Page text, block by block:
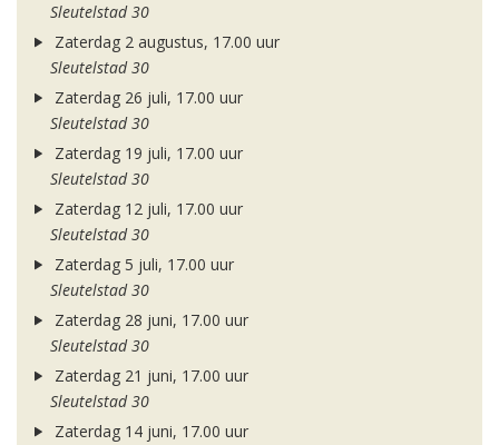
Sleutelstad 30
Zaterdag 2 augustus, 17.00 uur
Sleutelstad 30
Zaterdag 26 juli, 17.00 uur
Sleutelstad 30
Zaterdag 19 juli, 17.00 uur
Sleutelstad 30
Zaterdag 12 juli, 17.00 uur
Sleutelstad 30
Zaterdag 5 juli, 17.00 uur
Sleutelstad 30
Zaterdag 28 juni, 17.00 uur
Sleutelstad 30
Zaterdag 21 juni, 17.00 uur
Sleutelstad 30
Zaterdag 14 juni, 17.00 uur